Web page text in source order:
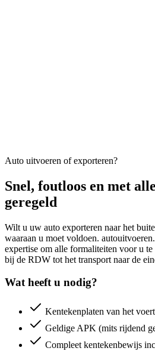
Auto uitvoeren of exporteren?
Snel, foutloos en met
geregeld
Wilt u uw auto exporteren naar het
waaraan u moet voldoen.
expertise om alle formaliteiten voor u
bij de RDW tot het transport naar de
Wat heeft u nodig?
Kentekenplaten van het
Geldige APK (mits rijdend
Compleet kentekenbewijs